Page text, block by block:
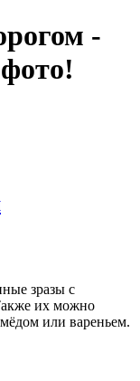
-
зразы с
их можно
мёдом или вареньем.